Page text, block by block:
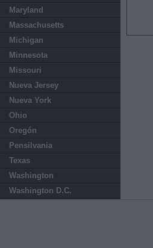
Maryland
Massachusetts
Michigan
Minnesota
Missouri
Nueva Jersey
Nueva York
Ohio
Oregón
Pensilvania
Texas
Washington
Washington D.C.